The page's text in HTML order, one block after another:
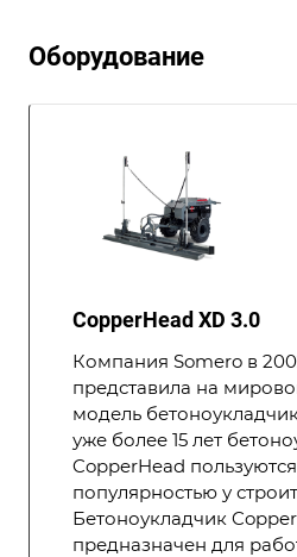
Оборудование
CopperHead XD 3.0
Компания Somero в
представила на
модель
уже более 15 лет
CopperHead
популярностью у
Бетоноукладчик
предназначен для